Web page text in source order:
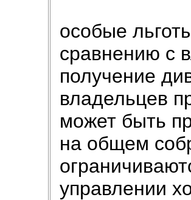
особые
сравнению с
получение
владельцев
может быть
на общем
управлении